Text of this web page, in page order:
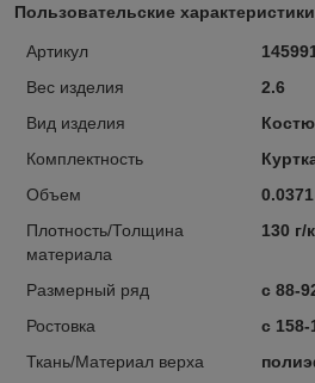
Пользовательские характеристики
Артикул
Вес изделия
2.6
Вид изделия
Комплектность
Объем
0.0371
Плотность/Толщина
материала
130 г/
Размерный ряд
с 88-
Ростовка
с 158-
Ткань/Материал верха